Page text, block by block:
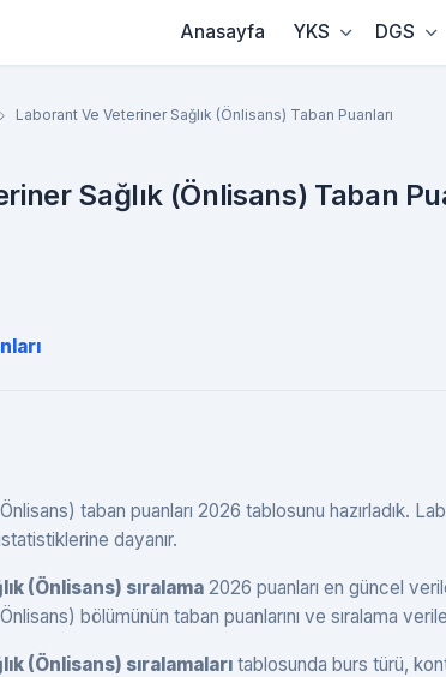
Anasayfa YKS DGS
Laborant Ve Veteriner Sağlık (Önlisans) Taban Puanları
Sağlık (Önlisans) Taban
taban puanları 2026 tablosunu hazırladık.
dayanır.
(Önlisans) sıralama 2026 puanları en güncel
bölümünün taban puanlarını ve sıralama
(Önlisans) sıralamaları tablosunda burs türü,